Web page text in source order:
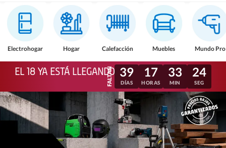
Electrohogar Hogar Calefacción Muebles Mundo Pro
EL 18 YA ESTÁ LLEGANDO 39
DÍAS
17
HORAS
33
MIN
21
SEG